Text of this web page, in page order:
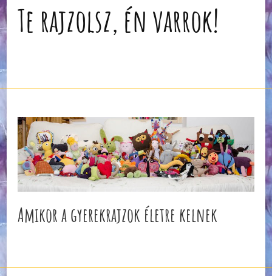
Te rajzolsz, én varrok!
Amikor a gyerekrajzok életre kelnek